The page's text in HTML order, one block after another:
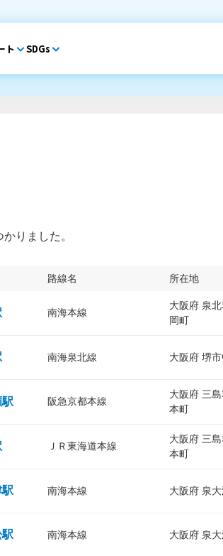
ト SDGs
りました。
路線名 所在地
南海本線
大阪府 泉
岡町
南海泉北線 大阪府 堺
阪急京都本線
大阪府 三
本町
ＪＲ東海道本線
大阪府 三
本町
南海本線 大阪府 泉
南海本線 大阪府 泉